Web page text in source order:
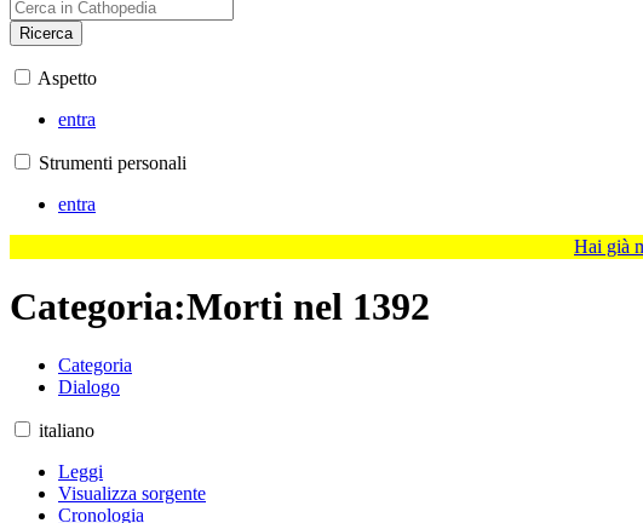
Ricerca
Aspetto
entra
Strumenti personali
entra
Hai già
Categoria:Morti nel 1392
Categoria
Dialogo
italiano
Leggi
Visualizza sorgente
Cronologia